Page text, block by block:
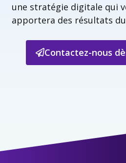
une stratégie digitale qui
apportera des résultats
Contactez-nous